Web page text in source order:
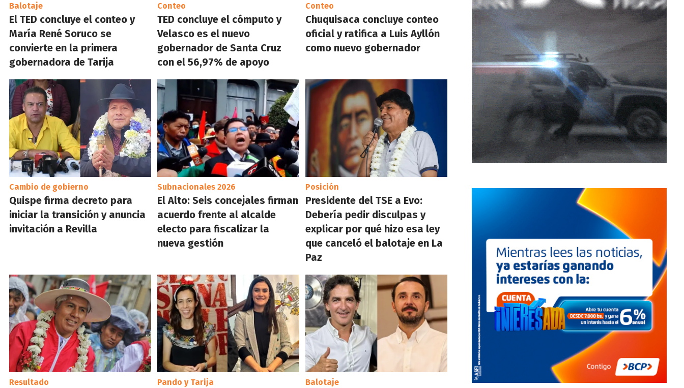
Balotaje
El TED concluye el conteo y
María René Soruco se
convierte en la primera
gobernadora de Tarija
Conteo
TED concluye el cómputo y
Velasco es el nuevo
gobernador de Santa Cruz
con el 56,97% de apoyo
Conteo
Chuquisaca concluye conteo
oficial y ratifica a Luis Ayllón
como nuevo gobernador
Cambio de gobierno
Quispe firma decreto para
iniciar la transición y anuncia
invitación a Revilla
Subnacionales 2026
El Alto: Seis concejales firman
acuerdo frente al alcalde
electo para fiscalizar la
nueva gestión
Posición
Presidente del TSE a Evo:
Debería pedir disculpas y
explicar por qué hizo esa ley
que canceló el balotaje en La
Paz
Resultado Pando y Tarija Balotaje